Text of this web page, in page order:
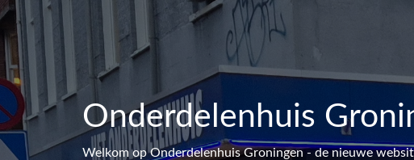
Onderdelenhuis
Welkom op Onderdelenhuis Groningen - de nieuwe